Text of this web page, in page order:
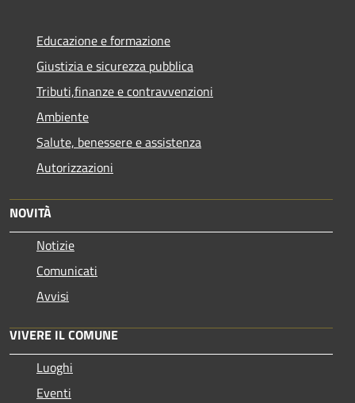
Educazione e formazione
Giustizia e sicurezza pubblica
Tributi,finanze e contravvenzioni
Ambiente
Salute, benessere e assistenza
Autorizzazioni
NOVITÀ
Notizie
Comunicati
Avvisi
VIVERE IL COMUNE
Luoghi
Eventi